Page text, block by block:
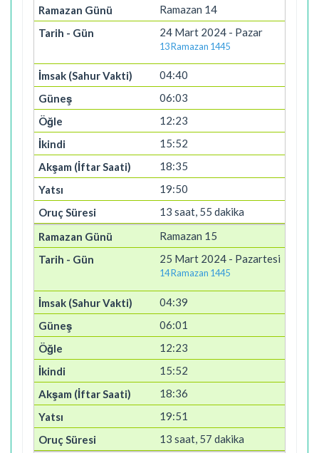
Ramazan 14
24 Mart 2024 - Pazar
13 Ramazan 1445
04:40
06:03
12:23
15:52
18:35
19:50
13 saat, 55 dakika
Ramazan 15
25 Mart 2024 - Pazartesi
14 Ramazan 1445
04:39
06:01
12:23
15:52
18:36
19:51
13 saat, 57 dakika